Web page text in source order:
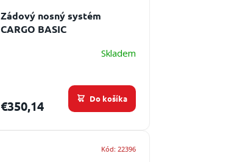
Zádový nosný systém
CARGO BASIC
Skladem
€350,14 Do košíka
Kód: 22396